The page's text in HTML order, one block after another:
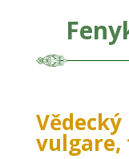
vulgare,